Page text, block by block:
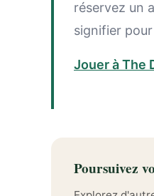
réservez un
signifier
Jouer à The
Poursuivez